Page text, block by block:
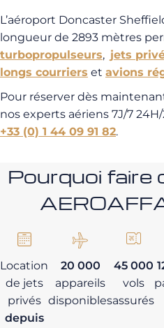
L’aéroport Doncaster
longueur de 2893 mètres
turbopropulseurs, jets
longs courriers et avions
Pour réserver dès
nos experts aériens 7J/7
+33 (0) 1 44 09 91 82.
Pourquoi faire
Location
de jets
privés
depuis
20 000
appareils
disponibles
45 000
vols
assurés